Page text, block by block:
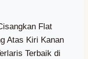
Flat
Atas Kiri Kanan
Terbaik di